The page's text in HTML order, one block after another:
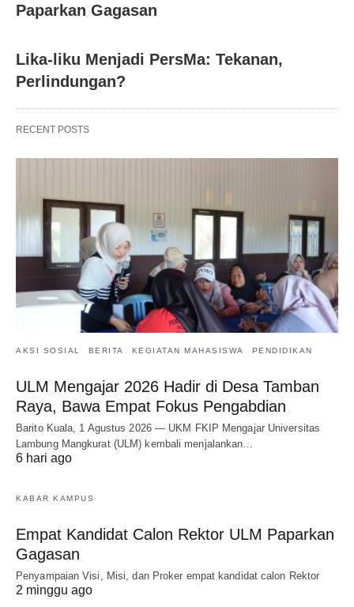
Paparkan Gagasan
Lika-liku Menjadi PersMa: Tekanan,
Perlindungan?
RECENT POSTS
AKSI SOSIAL BERITA KEGIATAN MAHASISWA PENDIDIKAN
ULM Mengajar 2026 Hadir di Desa Tamban
Raya, Bawa Empat Fokus Pengabdian
Barito Kuala, 1 Agustus 2026 — UKM FKIP Mengajar Universitas
Lambung Mangkurat (ULM) kembali menjalankan…
6 hari ago
KABAR KAMPUS
Empat Kandidat Calon Rektor ULM Paparkan
Gagasan
Penyampaian Visi, Misi, dan Proker empat kandidat calon Rektor
2 minggu ago